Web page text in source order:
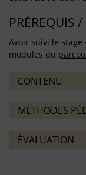
PRÉREQUIS
Avoir suivi le stage
modules du
CONTENU
MÉTHODES
ÉVALUATION